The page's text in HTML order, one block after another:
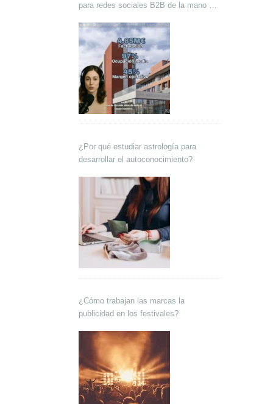
para redes sociales B2B de la mano de
¿Por qué estudiar astrología para
desarrollar el autoconocimiento?
¿Cómo trabajan las marcas la
publicidad en los festivales?